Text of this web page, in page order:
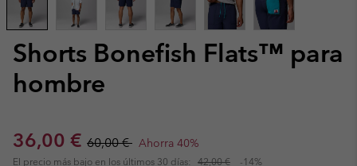
Shorts Bonefish Flats™ para
hombre
Sale price:
36,00 € Regular price:
60,00 € Ahorra 40%
El precio más bajo en los últimos 30 días: 42,00 € -14%